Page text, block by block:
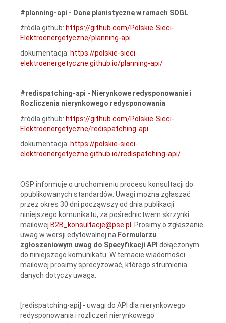
#planning-api - Dane planistyczne w ramach SOGL
źródła github: https://github.com/Polskie-Sieci-
Elektroenergetyczne/planning-api
dokumentacja: https://polskie-sieci-
elektroenergetyczne.github.io/planning-api/
#redispatching-api - Nierynkowe redysponowanie i
Rozliczenia nierynkowego redysponowania
źródła github: https://github.com/Polskie-Sieci-
Elektroenergetyczne/redispatching-api
dokumentacja: https://polskie-sieci-
elektroenergetyczne.github.io/redispatching-api/
OSP informuje o uruchomieniu procesu konsultacji do
opublikowanych standardów. Uwagi można zgłaszać
przez okres 30 dni począwszy od dnia publikacji
niniejszego komunikatu, za pośrednictwem skrzynki
mailowej B2B_konsultacje@pse.pl
. Prosimy o zgłaszanie
uwag w wersji edytowalnej na Formularzu
zgłoszeniowym uwag do Specyfikacji API dołączonym
do niniejszego komunikatu. W temacie wiadomości
mailowej prosimy sprecyzować, którego strumienia
danych dotyczy uwaga:
[redispatching-api] - uwagi do API dla nierynkowego
redysponowania i rozliczeń nierynkowego